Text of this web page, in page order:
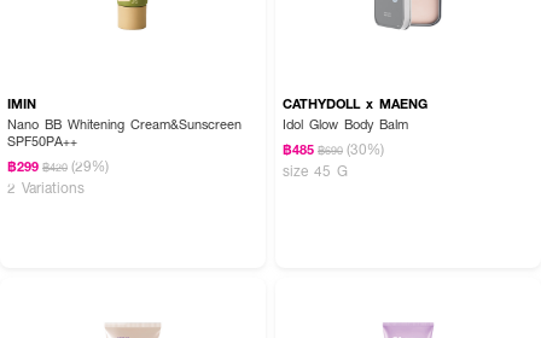
IMIN
Nano BB Whitening Cream&Sunscreen
SPF50PA++
฿299 ฿420 (29%)
2 Variations
CATHYDOLL x MAENG
Idol Glow Body Balm
฿485 ฿690 (30%)
size 45 G